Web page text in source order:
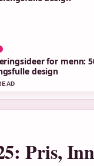
for menn:
design
Pris,